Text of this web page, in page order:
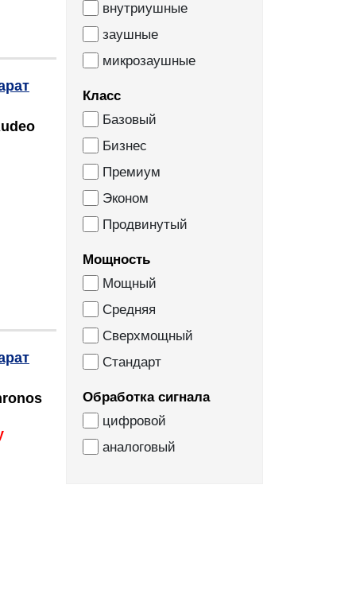
внутриушные
заушные
микрозаушные
Класс
Базовый
Бизнес
Премиум
Эконом
Продвинутый
Мощность
Мощный
Средняя
Сверхмощный
Стандарт
Обработка сигнала
цифровой
аналоговый